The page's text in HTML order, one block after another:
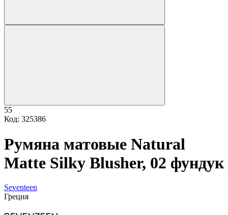
55
Код: 325386
Румяна матовые Natural
Matte Silky Blusher, 02 фундук
Seventeen
Греция